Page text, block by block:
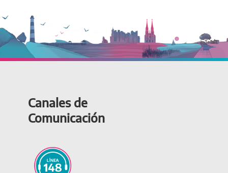
Canales de
Comunicación